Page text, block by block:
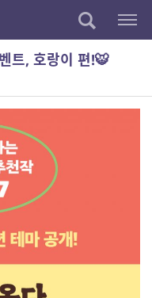
트, 호랑이 편!🐯